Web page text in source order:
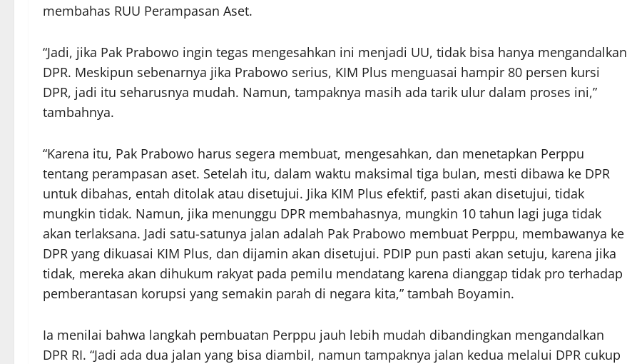
membahas RUU Perampasan Aset.
“Jadi, jika Pak Prabowo ingin tegas mengesahkan ini menjadi UU, tidak bisa hanya mengandalkan
DPR. Meskipun sebenarnya jika Prabowo serius, KIM Plus menguasai hampir 80 persen kursi
DPR, jadi itu seharusnya mudah. Namun, tampaknya masih ada tarik ulur dalam proses ini,”
tambahnya.
“Karena itu, Pak Prabowo harus segera membuat, mengesahkan, dan menetapkan Perppu
tentang perampasan aset. Setelah itu, dalam waktu maksimal tiga bulan, mesti dibawa ke DPR
untuk dibahas, entah ditolak atau disetujui. Jika KIM Plus efektif, pasti akan disetujui, tidak
mungkin tidak. Namun, jika menunggu DPR membahasnya, mungkin 10 tahun lagi juga tidak
akan terlaksana. Jadi satu-satunya jalan adalah Pak Prabowo membuat Perppu, membawanya ke
DPR yang dikuasai KIM Plus, dan dijamin akan disetujui. PDIP pun pasti akan setuju, karena jika
tidak, mereka akan dihukum rakyat pada pemilu mendatang karena dianggap tidak pro terhadap
pemberantasan korupsi yang semakin parah di negara kita,” tambah Boyamin.
Ia menilai bahwa langkah pembuatan Perppu jauh lebih mudah dibandingkan mengandalkan
DPR RI. “Jadi ada dua jalan yang bisa diambil, namun tampaknya jalan kedua melalui DPR cukup